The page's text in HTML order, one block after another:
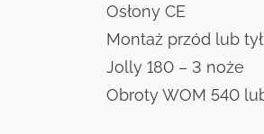
Osłony CE
Montaż przód lub tył
Jolly 180 – 3 noże
Obroty WOM 540